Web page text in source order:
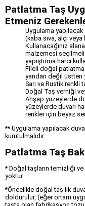
Patlatma Taş
Etmeniz
Uygulama
(kaba sıva, alçı
Kullanacağınız
malzemesi
yapıştırma harcı
Fileli doğal patlatma
yandan değil üstten
Sarı ve Rustik
Doğal Taş verniği
Ahşap yüzeylerde
yüzeylerde duvarı
renkler için beyaz
** Uygulama yapılacak
kurutulmalıdır.
Patlatma Taş
* Doğal taşların temizliği ve
yoktur.
*Öncelikle doğal taş ilk
doldurulur, (eğer ortam